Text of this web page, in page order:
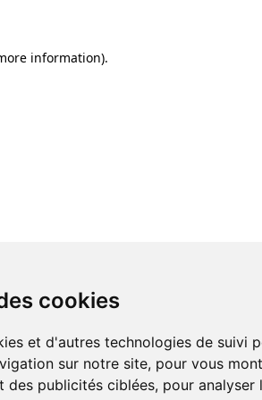
cookies
et d'autres technologies de suivi
sur notre site, pour vous
des publicités ciblées, pour analyser
information).